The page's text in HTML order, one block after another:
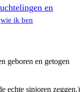
en
wie ik ben
geboren en getogen
echte sinjoren zeggen.)